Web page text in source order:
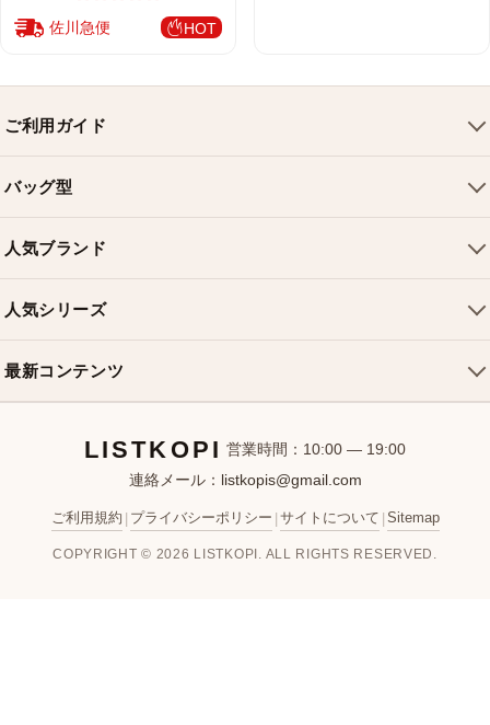
佐川急便 HOT
ご利用ガイド
ご利用ガイド
配送について
返品・交換
お問い合わせ
バッグ型
ショルダーバッグ
クロスボディバッグ
ミニバッグ
バケットバッグ
人気ブランド
シャネルバッグ
ディオールバッグ
人気シリーズ
ネヴァーフルバッグ
最新コンテンツ
新着アイテム
ブランドカテゴリ
お客様レビュー
LISTKOPI 営業時間：10:00 — 19:00
連絡メール： listkopis@gmail.com
ご利用規約 | プライバシーポリシー | サイトについて | Sitemap
COPYRIGHT © 2026 LISTKOPI. ALL RIGHTS RESERVED.